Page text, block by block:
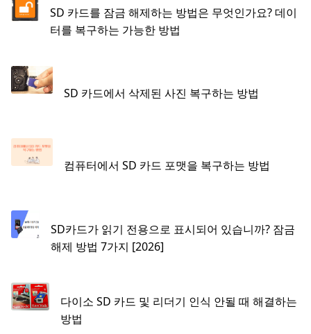
SD 카드를 잠금 해제하는 방법은 무엇인가요? 데이
터를 복구하는 가능한 방법
SD 카드에서 삭제된 사진 복구하는 방법
컴퓨터에서 SD 카드 포맷을 복구하는 방법
SD카드가 읽기 전용으로 표시되어 있습니까? 잠금
해제 방법 7가지 [2026]
다이소 SD 카드 및 리더기 인식 안될 때 해결하는
방법